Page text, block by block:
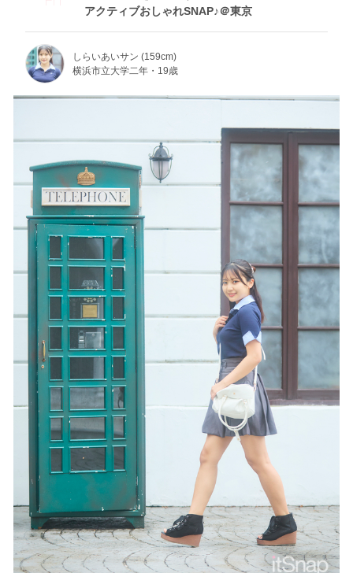
アクティブおしゃれSNAP♪＠東京
しらいあいサン (159cm)
横浜市立大学二年・19歳